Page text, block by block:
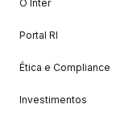
O Inter
Portal RI
Ética e Compliance
Investimentos